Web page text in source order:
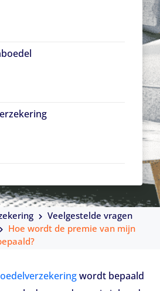
Veelgestelde vragen
Hoe wordt de premie van mijn
wordt bepaald